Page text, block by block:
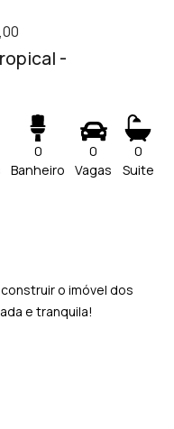
-
0
Banheiro
0
Vagas
0
Suite
o imóvel dos
e tranquila!